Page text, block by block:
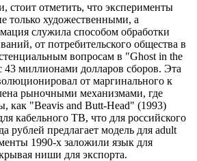
стоит отметить, что эксперименты
только художественными, а
служила способом обработки
от потребительского общества в
вопросам в "Ghost in the
миллионами долларов сборов. Эта
от маргинального к
рыночными механизмами, где
как "Beavis and Butt-Head" (1993)
кабельного ТВ, что для российского
рублей предлагает модель для adult
1990-х заложили язык для
ниши для экспорта.